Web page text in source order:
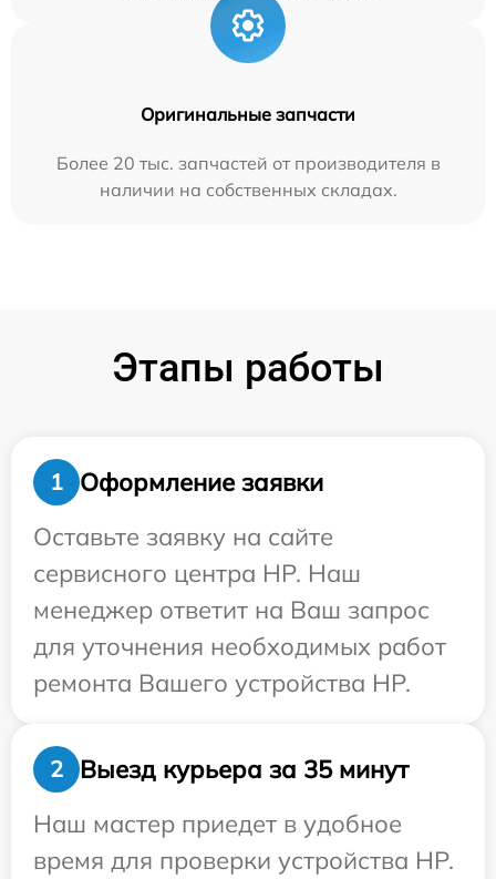
Оригинальные запчасти
Более 20 тыс. запчастей от производителя в
наличии на собственных складах.
Этапы работы
1
Оформление заявки
Оставьте заявку на сайте
сервисного центра HP. Наш
менеджер ответит на Ваш запрос
для уточнения необходимых работ
ремонта Вашего устройства HP.
2
Выезд курьера за 35 минут
Наш мастер приедет в удобное
время для проверки устройства HP.